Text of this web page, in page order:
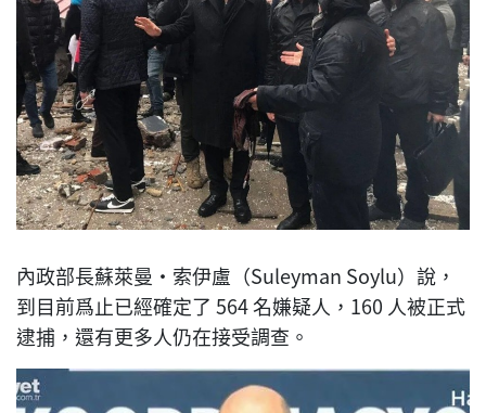
內政部長蘇萊曼·索伊盧（Suleyman Soylu）說，
到目前爲止已經確定了 564 名嫌疑人，160 人被正式
逮捕，還有更多人仍在接受調查。